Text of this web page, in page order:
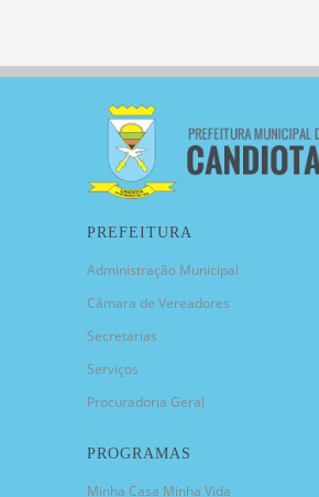
PREFEITURA
Administração Municipal
Câmara de Vereadores
Secretarias
Serviços
Procuradoria Geral
PROGRAMAS
Minha Casa Minha Vida